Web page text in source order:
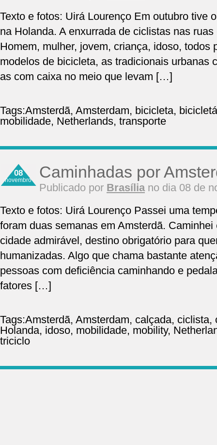
Texto e fotos: Uirá Lourenço Em outubro tive
na Holanda. A enxurrada de ciclistas nas
Homem, mulher, jovem, criança, idoso, todos
modelos de bicicleta, as tradicionais urbanas
as com caixa no meio que levam […]
Tags:Amsterdã, Amsterdam, bicicleta,
mobilidade, Netherlands, transporte
08
novembro Caminhadas por
Publicado por Brasíliano dia 08 de
Texto e fotos: Uirá Lourenço Passei uma
foram duas semanas em Amsterdã.
cidade admirável, destino obrigatório para
humanizadas. Algo que chama bastante
pessoas com deficiência caminhando e
fatores […]
Tags:Amsterdã, Amsterdam, calçada, ciclista,
Holanda, idoso, mobilidade, mobility,
triciclo